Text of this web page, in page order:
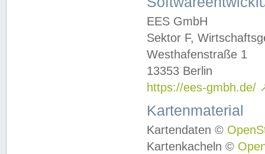
EES GmbH
Sektor F,
Westhafenstraße 1
13353 Berlin
https://ees-gmbh.de/
Kartenmaterial
Kartendaten ©
Kartenkacheln ©